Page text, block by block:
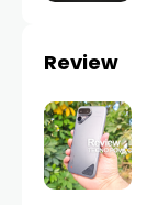
Review